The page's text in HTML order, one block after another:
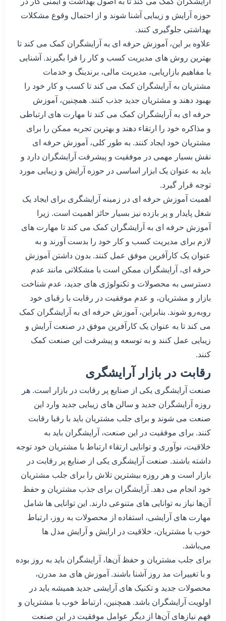
حوزه آرایش و زیبایی آشنا شوند و از احتمال وقوع مشکلات
بهداشتی جلوگیری کنند.
علاوه بر این، آموزش حرفه ای به آرایشگران کمک می کند تا
بهترین روش های مدیریت کسب و کار را فرا بگیرند. آشنایی
با مفاهیم بازاریابی، مدیریت مالی، برندینگ و خدمات
مشتریان به آرایشگران کمک می کند تا کسب و کار خود را
بهبود دهند و مشتریان جدید جذب کنند. همچنین، آموزش
حرفه ای به آرایشگران کمک می کند تا مهارت های ارتباطی
و مذاکره خود را ارتقاء دهند و بهترین تجربه ممکن را برای
مشتریان خود ایجاد کنند. به طور کلی، آموزش حرفه ای
نقش بسیار مهمی در موفقیت و پیشرفت آرایشگران دارد و
باید به عنوان یک ابزار اساسی در حوزه آرایش و زیبایی مورد
توجه قرار گیرد.
اهمیت آموزش حرفه ای در زمینه آرایشگری برای ایجاد یک
شغل پایدار و پر بازده نیز بسیار حائز اهمیت است. زیرا
آموزش حرفه ای به آرایشگران کمک می کند تا مهارت های
لازم برای مدیریت کسب و کار خود را بدست آورند و به
عنوان یک کارآفرین موفق عمل کنند. بدون داشتن آموزش
حرفه ای، آرایشگران ممکن است با مشکلاتی مانند عدم
دسترسی به محصولات و تکنولوژی های جدید، عدم شناخت
بازار و مشتریان، و عدم موفقیت در رقابت با رقبای خود
روبه‌رو شوند. بنابراین، آموزش حرفه ای به آرایشگران کمک
می کند تا به عنوان یک کارآفرین موفق در صنعت آرایش و
زیبایی عمل کنند و به توسعه و پیشرفت این صنعت کمک
کنند.
رقابت در بازار آرایشگری
صنعت آرایشگری یکی از صنایع پر رقابت در بازار است. هر
روزه آرایشگران جدید و سالن های زیبایی جدید وارد این
صنعت می شوند و برای جلب مشتریان باید با رقبا رقابت
کنند. برای موفقیت در این صنعت، آرایشگران باید به
خلاقیت، نوآوری و توانایی ارتقاء ارتباط با مشتریان خود توجه
داشته باشند. صنعت آرایشگری یکی از صنایع پر رقابت در
بازار است و هر روزه بیشترین تلاش را برای جلب مشتریان
خود انجام می دهد. آرایشگران برای جذب مشتریان و حفظ
آن‌ها نیاز به توانایی های متنوعی دارند. این توانایی ها شامل
مهارت های آرایشی، استفاده از محصولات به روز، ارتباط
خوب با مشتریان، خلاقیت در ارایش و آرایش مدل ها
می‌باشد.
برای جلب مشتریان و حفظ آن‌ها، آرایشگران باید به روز بوده
و با تغییرات مد روز آشنا باشند. آموزش های مد مدرن،
محصولات جدید و تکنیک های آرایشی جدید همیشه باید در
اولویت آرایشگران باشد. همچنین، ارتباط خوب با مشتریان و
فهم نیازهای آن‌ها از دیگر عوامل موفقیت در این صنعت